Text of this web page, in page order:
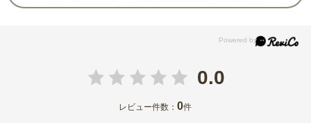
0.0
レビュー件数：0件